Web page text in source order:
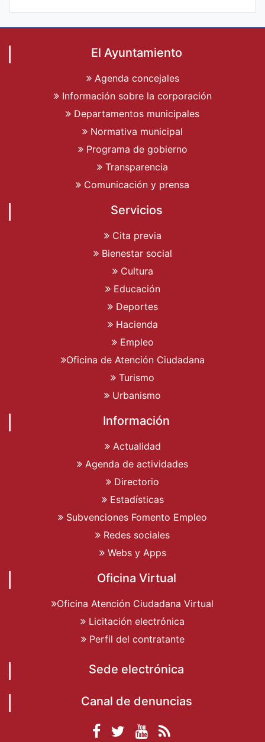
El Ayuntamiento
Agenda concejales
Información sobre la corporación
Departamentos municipales
Normativa municipal
Programa de gobierno
Transparencia
Comunicación y prensa
Servicios
Cita previa
Bienestar social
Cultura
Educación
Deportes
Hacienda
Empleo
Oficina de Atención Ciudadana
Turismo
Urbanismo
Información
Actualidad
Agenda de actividades
Directorio
Estadísticas
Subvenciones Fomento Empleo
Redes sociales
Webs y Apps
Oficina Virtual
Oficina Atención Ciudadana Virtual
Licitación electrónica
Perfil del contratante
Sede electrónica
Canal de denuncias
Facebook